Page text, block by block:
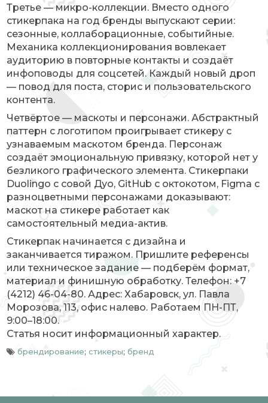
Третье — микро-коллекции. Вместо одного
стикерпака на год бренды выпускают серии:
сезонные, коллаборационные, событийные.
Механика коллекционирования вовлекает
аудиторию в повторные контакты и создаёт
инфоповоды для соцсетей. Каждый новый дроп
— повод для поста, сторис и пользовательского
контента.
Четвёртое — маскоты и персонажи. Абстрактный
паттерн с логотипом проигрывает стикеру с
узнаваемым маскотом бренда. Персонаж
создаёт эмоциональную привязку, которой нет у
безликого графического элемента. Стикерпаки
Duolingo с совой Дуо, GitHub с октокотом, Figma с
разноцветными персонажами доказывают:
маскот на стикере работает как
самостоятельный медиа-актив.
Стикерпак начинается с дизайна и
заканчивается тиражом. Пришлите референсы
или техническое задание — подберём формат,
материал и финишную обработку. Телефон: +7
(4212) 46-04-80. Адрес: Хабаровск, ул. Павла
Морозова, 113, офис налево. Работаем ПН-ПТ,
9:00–18:00.
Статья носит информационный характер.
брендирование;стикеры;бренд